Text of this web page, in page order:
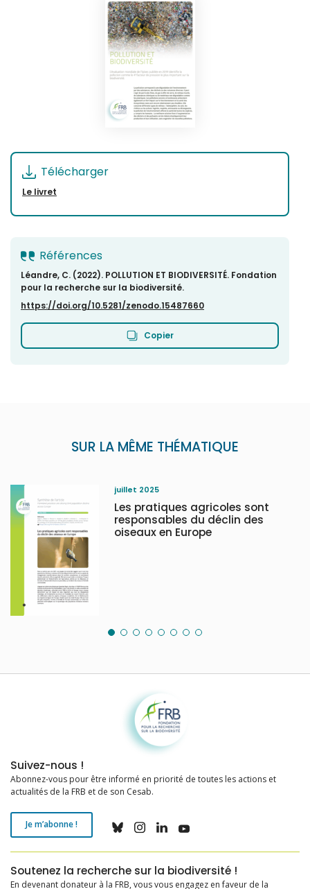
Télécharger
Le livret
Références
Léandre, C. (2022). POLLUTION ET BIODIVERSITÉ. Fondation
pour la recherche sur la biodiversité.
https://doi.org/10.5281/zenodo.15487660
Copier
SUR LA MÊME THÉMATIQUE
juillet 2025
Les pratiques agricoles sont
responsables du déclin des
oiseaux en Europe
Fondation pour la recherche sur la biodiversité
Suivez-nous !
Abonnez-vous pour être informé en priorité de toutes les actions et
actualités de la FRB et de son Cesab.
Je m’abonne !
Soutenez la recherche sur la biodiversité !
En devenant donateur à la FRB, vous vous engagez en faveur de la